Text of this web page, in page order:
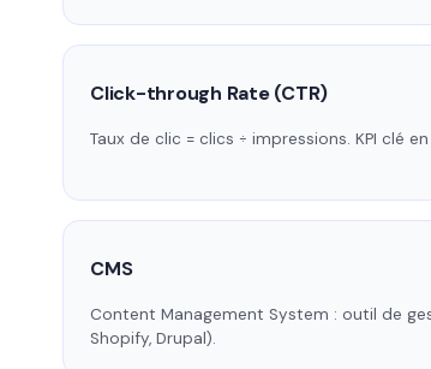
Click-through Rate (CTR)
Taux de clic = clics ÷ impressions. KPI clé
CMS
Content Management System : outil de
Shopify, Drupal).